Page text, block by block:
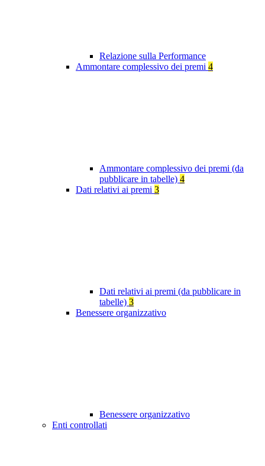
Relazione sulla Performance
Ammontare complessivo dei premi 4
Ammontare complessivo dei premi (da
pubblicare in tabelle) 4
Dati relativi ai premi 3
Dati relativi ai premi (da pubblicare in
tabelle) 3
Benessere organizzativo
Benessere organizzativo
Enti controllati